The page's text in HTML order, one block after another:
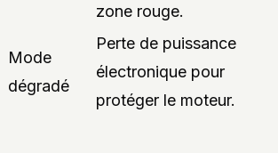
zone rouge.
Mode
dégradé
Perte de puissance
électronique pour
protéger le moteur.